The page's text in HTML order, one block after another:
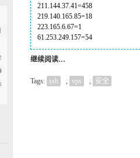
211.144.37.41=458
219.140.165.85=18
223.165.6.67=1
61.253.249.157=54
继续阅读…
Tags: ssh , vps , 安全